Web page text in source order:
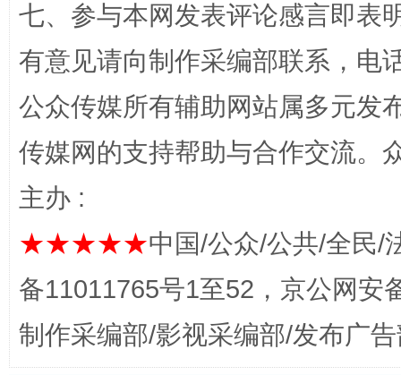
一纸欠条伤亲情 巡回调解促和解..
法徽映军营 权益有保障
七、参与本网发表评论感言即表
有意见请向制作采编部联系，电
公众传媒所有辅助网站属多元发
传媒网的支持帮助与合作交流。
主办 :
★★★★★中国/公众/公共/全民/
备11011765号1至52，京公网安
制作采编部/影视采编部/发布广